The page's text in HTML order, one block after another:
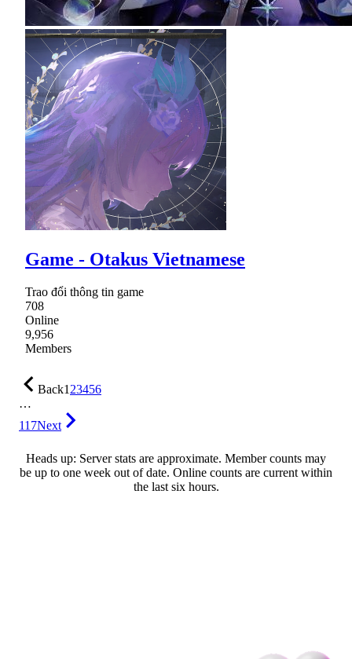
Game - Otakus Vietnamese
Trao đổi thông tin game
708
Online
9,956
Members
Back123456
…
117Next
Heads up: Server stats are approximate. Member counts may
be up to one week out of date. Online counts are current within
the last six hours.